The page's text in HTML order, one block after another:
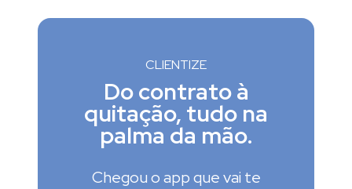
CLIENTIZE
Do contrato à
quitação, tudo na
palma da mão.
Chegou o app que vai te